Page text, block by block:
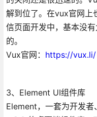
解到位了。在vux官网上
信页面开发中，基本没
的。
Vux官网： https://vux.li/
3、Element UI组件库
Element，一套为开发